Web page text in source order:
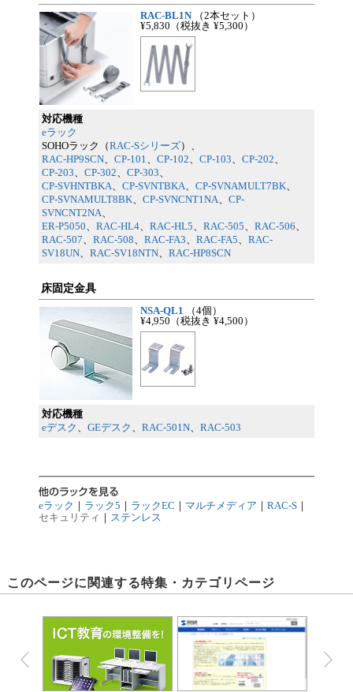
RAC-BL1N（2本セット）
¥5,830 （税抜き ¥5,300）
対応機種
eラック
SOHOラック（RAC-Sシリーズ ）、
RAC-HP9SCN、 CP-101、 CP-102、 CP-103、 CP-202、
CP-203、 CP-302、 CP-303、
CP-SVHNTBKA、 CP-SVNTBKA、 CP-SVNAMULT7BK、
CP-SVNAMULT8BK、 CP-SVNCNT1NA、 CP-
SVNCNT2NA、
ER-P5050、 RAC-HL4、 RAC-HL5、 RAC-505、 RAC-506、
RAC-507、 RAC-508、 RAC-FA3、 RAC-FA5、 RAC-
SV18UN、 RAC-SV18NTN、 RAC-HP8SCN
床固定金具
NSA-QL1 （4個）
¥4,950 （税抜き ¥4,500）
対応機種
eデスク 、 GEデスク 、 RAC-501N、 RAC-503
eラック ラック5 ラックEC マルチメディア RAC-S
セキュリティ
ステンレス
このページに関連する特集・カテゴリページ